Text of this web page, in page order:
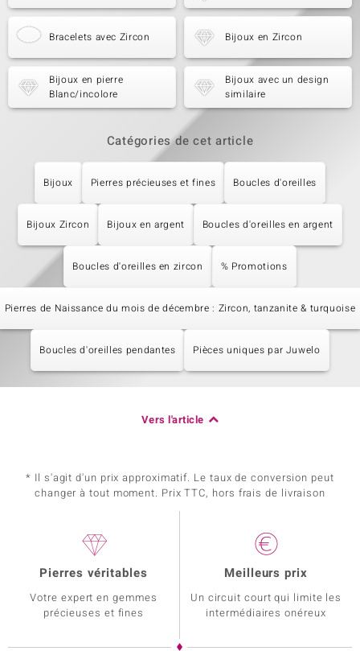
Bracelets avec Zircon Bijoux en Zircon
Bijoux en pierre
Blanc/incolore
Bijoux avec un design
similaire
Catégories de cet article
Bijoux Pierres précieuses et fines Boucles d'oreilles
Bijoux Zircon Bijoux en argent Boucles d'oreilles en argent
Boucles d'oreilles en zircon % Promotions
Pierres de Naissance du mois de décembre : Zircon, tanzanite & turquoise
Boucles d'oreilles pendantes Pièces uniques par Juwelo
Vers l'article
* Il s'agit d'un prix approximatif. Le taux de conversion peut
changer à tout moment. Prix TTC, hors frais de livraison
Pierres véritables
Votre expert en gemmes
précieuses et fines
Meilleurs prix
Un circuit court qui limite les
intermédiaires onéreux